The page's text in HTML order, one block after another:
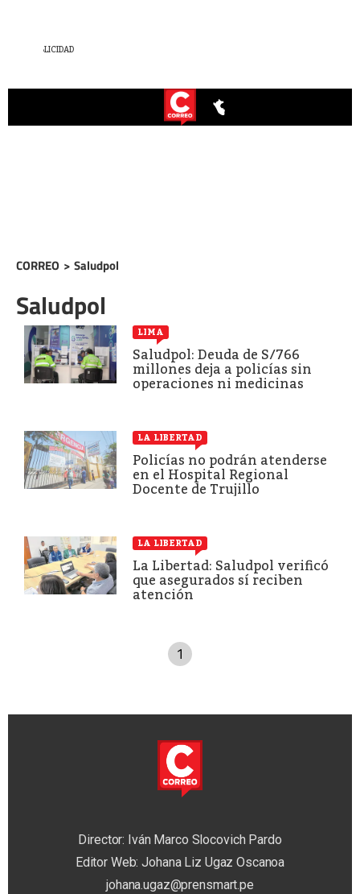
CORREO > Saludpol
Saludpol
LIMA
Saludpol: Deuda de S/766
millones deja a policías sin
operaciones ni medicinas
LA LIBERTAD
Policías no podrán atenderse
en el Hospital Regional
Docente de Trujillo
LA LIBERTAD
La Libertad: Saludpol verificó
que asegurados sí reciben
atención
1
Director: Iván Marco Slocovich Pardo
Editor Web: Johana Liz Ugaz Oscanoa
johana.ugaz@prensmart.pe